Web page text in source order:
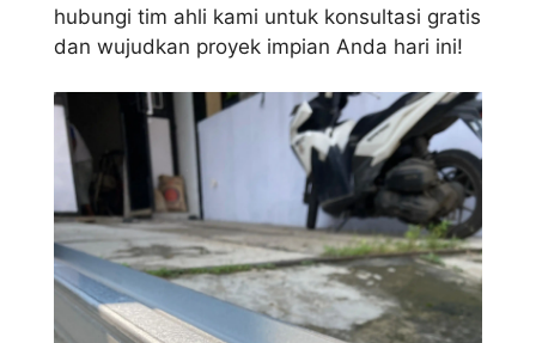
hubungi tim ahli kami untuk konsultasi gratis
dan wujudkan proyek impian Anda hari ini!